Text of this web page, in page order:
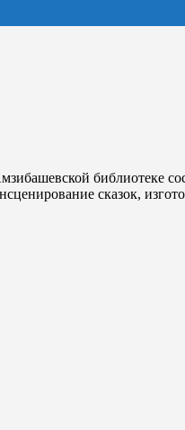
библиотеке
сказок,